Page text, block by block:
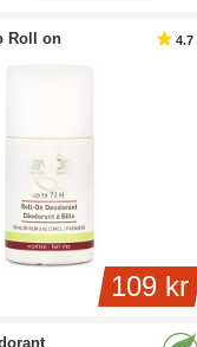
Roll on
109 kr
4.7